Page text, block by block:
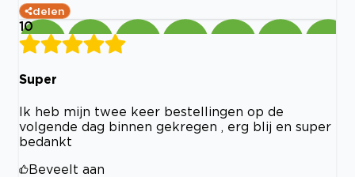
delen
10
Super
Ik heb mijn twee keer bestellingen op de
volgende dag binnen gekregen , erg blij en super
bedankt
Beveelt aan